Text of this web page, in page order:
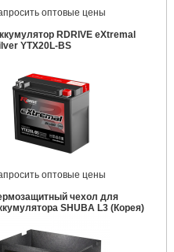
оптовые цены
RDRIVE eXtremal
YTX20L-BS
оптовые цены
чехол для
SHUBA L3 (Корея)